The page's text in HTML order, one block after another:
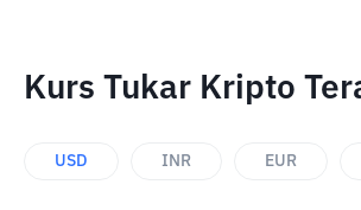
Kurs Tukar Kripto
USD INR EUR